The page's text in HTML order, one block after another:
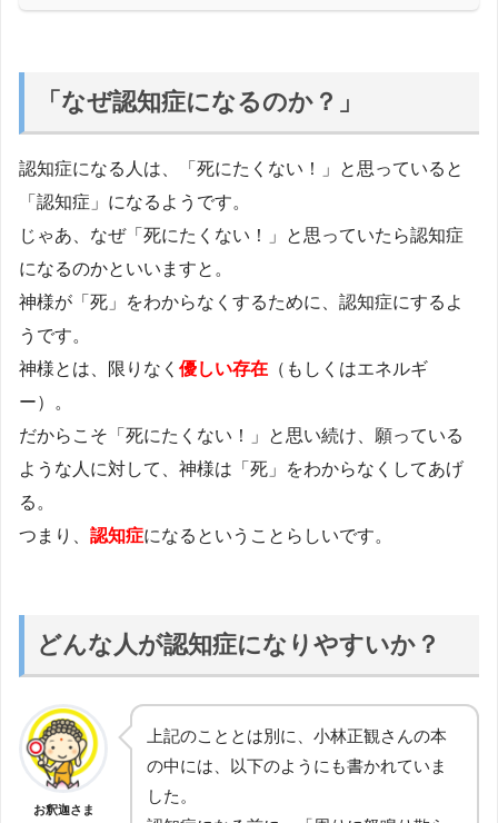
「なぜ認知症になるのか？」
認知症になる人は、「死にたくない！」と思っていると
「認知症」になるようです。
じゃあ、なぜ「死にたくない！」と思っていたら認知症
になるのかといいますと。
神様が「死」をわからなくするために、認知症にするよ
うです。
神様とは、限りなく 優しい存在 （もしくはエネルギ
ー）。
だからこそ「死にたくない！」と思い続け、願っている
ような人に対して、神様は「死」をわからなくしてあげ
る。
つまり、 認知症になるということらしいです。
どんな人が認知症になりやすいか？
お釈迦さま
上記のこととは別に、小林正観さんの本
の中には、以下のようにも書かれていま
した。